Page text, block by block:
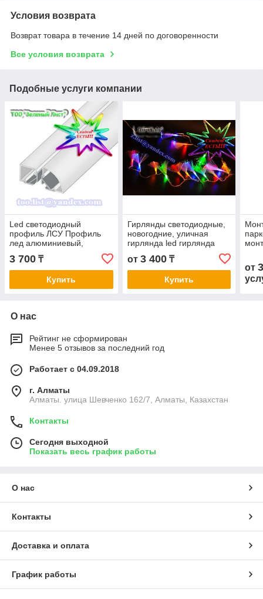
Условия возврата
Возврат товара в течение 14 дней по договоренности
Все условия возврата
Подобные услуги компании
Led светодиодный
профиль ЛСУ Профиль
лед алюминиевый,
анодированный, цвет -
серебро
3 700 ₸
Купить
Гирлянды светодиодные,
новогодние, уличная
гирлянда led гирлянда
лед гирлянда Кисточка
от 3 400₸
Купить
от
О нас
Рейтинг не сформирован
Менее 5 отзывов за последний год
Работает с 04.09.2018
г. Алматы
Алматы. улица Шевченко 162/7, Алматы, Казахстан
Контакты
Сегодня выходной
Показать весь график работы
О нас
Контакты
Доставка и оплата
График работы